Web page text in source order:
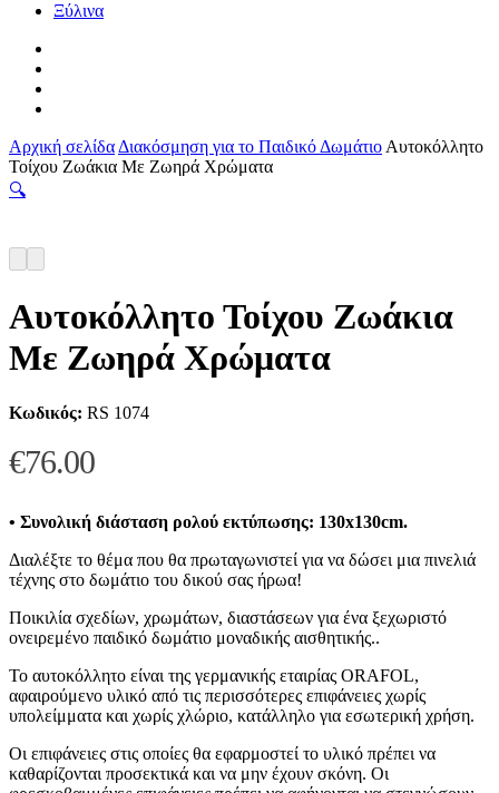
Ξύλινα
Αρχική σελίδα Διακόσμηση για το Παιδικό Δωμάτιο Αυτοκόλλητο
Τοίχου Ζωάκια Με Ζωηρά Χρώματα
🔍
Αυτοκόλλητο Τοίχου Ζωάκια
Με Ζωηρά Χρώματα
Κωδικός: RS 1074
€76.00
• Συνολική διάσταση ρολού εκτύπωσης: 130x130cm.
Διαλέξτε το θέμα που θα πρωταγωνιστεί για να δώσει μια πινελιά
τέχνης στο δωμάτιο του δικού σας ήρωα!
Ποικιλία σχεδίων, χρωμάτων, διαστάσεων για ένα ξεχωριστό
ονειρεμένο παιδικό δωμάτιο μοναδικής αισθητικής..
Το αυτοκόλλητο είναι της γερμανικής εταιρίας ORAFOL,
αφαιρούμενο υλικό από τις περισσότερες επιφάνειες χωρίς
υπολείμματα και χωρίς χλώριο, κατάλληλο για εσωτερική χρήση.
Οι επιφάνειες στις οποίες θα εφαρμοστεί το υλικό πρέπει να
καθαρίζονται προσεκτικά και να μην έχουν σκόνη. Οι